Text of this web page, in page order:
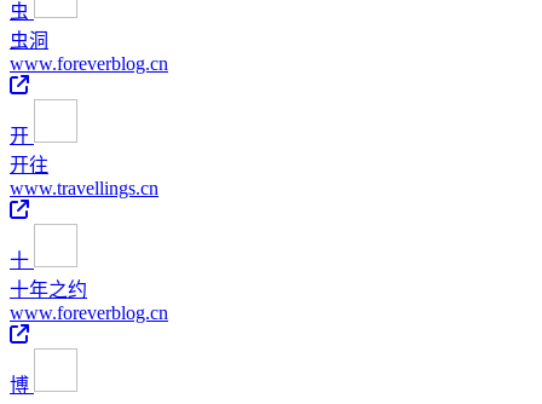
虫
虫洞
www.foreverblog.cn
开
开往
www.travellings.cn
十
十年之约
www.foreverblog.cn
博